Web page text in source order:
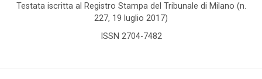
Testata iscritta al Registro Stampa del Tribunale di Milano (n.
227, 19 luglio 2017)
ISSN 2704-7482